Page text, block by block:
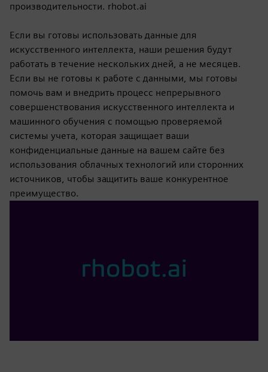
производительности. rhobot.ai
Если вы готовы использовать данные для
искусственного интеллекта, наши решения будут
работать в течение нескольких дней, а не месяцев.
Если вы не готовы к работе с данными, мы готовы
помочь вам и внедрить процесс непрерывного
совершенствования искусственного интеллекта и
машинного обучения с помощью проверяемой
системы учета, которая защищает ваши
конфиденциальные данные на вашем сайте без
использования облачных технологий или сторонних
источников, чтобы защитить ваше конкурентное
преимущество.